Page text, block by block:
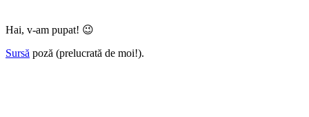
Hai, v-am pupat! 😉
Sursă poză (prelucrată de moi!).